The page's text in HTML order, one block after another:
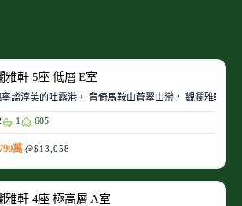
雅軒 5座 低層 E室
謐淳美的吐露港， 背倚馬鞍山蒼翠山巒， 觀瀾雅軒臨
1 605
萬 @$13,058
雅軒 4座 極高層 A室